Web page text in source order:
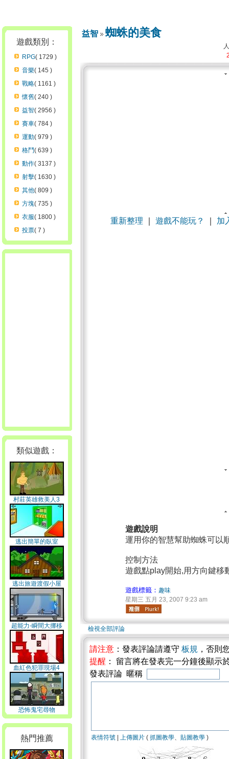
遊戲類別：
RPG( 1729 )
音樂( 145 )
戰略( 1161 )
懷舊( 240 )
益智( 2956 )
賽車( 784 )
運動( 979 )
格鬥( 639 )
動作( 3137 )
射擊( 1630 )
其他( 809 )
方塊( 735 )
衣服( 1800 )
投票( 7 )
類似遊戲：
村莊英雄救美人3
逃出簡單的臥室
逃出旅遊渡假小屋
超能力-瞬間大挪移
血紅色犯罪現場4
恐怖鬼宅尋物
熱門推薦
益智 蜘蛛的美食
重新整理 遊戲不能玩？ 加
遊戲說明
運用你的智慧幫助蜘蛛可以
控制方法
遊戲點play開始,用方向鍵移
遊戲標籤： 趣味
星期三 五月 23, 2007 9:23 am
檢視全部評論
請注意 ：發表評論請遵守 板規 ，否則
提醒 ： 留言將在發表完一分鐘後顯示
發表評論 暱稱
表情符號 上傳圖片 ( 抓圖教學、 貼圖教學 )